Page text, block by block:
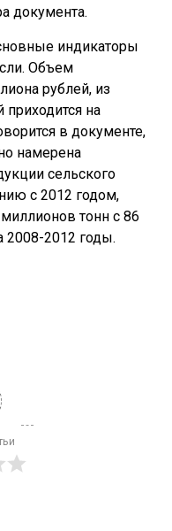
документа.
индикаторы
Объем
рублей, из
приходится на
в документе,
намерена
сельского
с 2012 годом,
тонн с 86
2008-2012 годы.